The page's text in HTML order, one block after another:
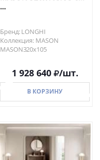
...
Бренд: LONGHI
Коллекция: MASON
MASON320х105
1 928 640 /шт.
В КОРЗИНУ
В КОРЗИНУ